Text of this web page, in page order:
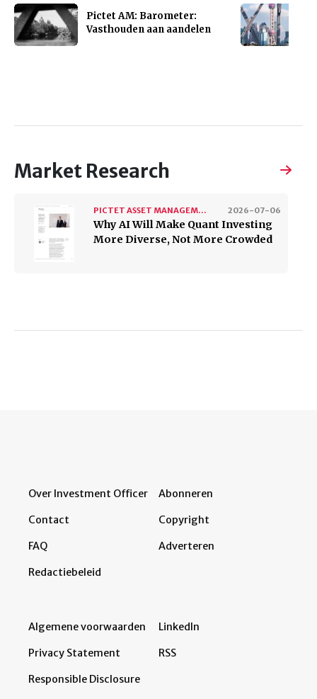
Pictet AM: Barometer:
Vasthouden aan aandelen
Market Research
2026-07-06
PICTET ASSET MANAGEMENT
Why AI Will Make Quant Investing
More Diverse, Not More Crowded
Over Investment Officer
Contact
FAQ
Redactiebeleid
Abonneren
Copyright
Adverteren
Algemene voorwaarden
Privacy Statement
Responsible Disclosure
LinkedIn
RSS